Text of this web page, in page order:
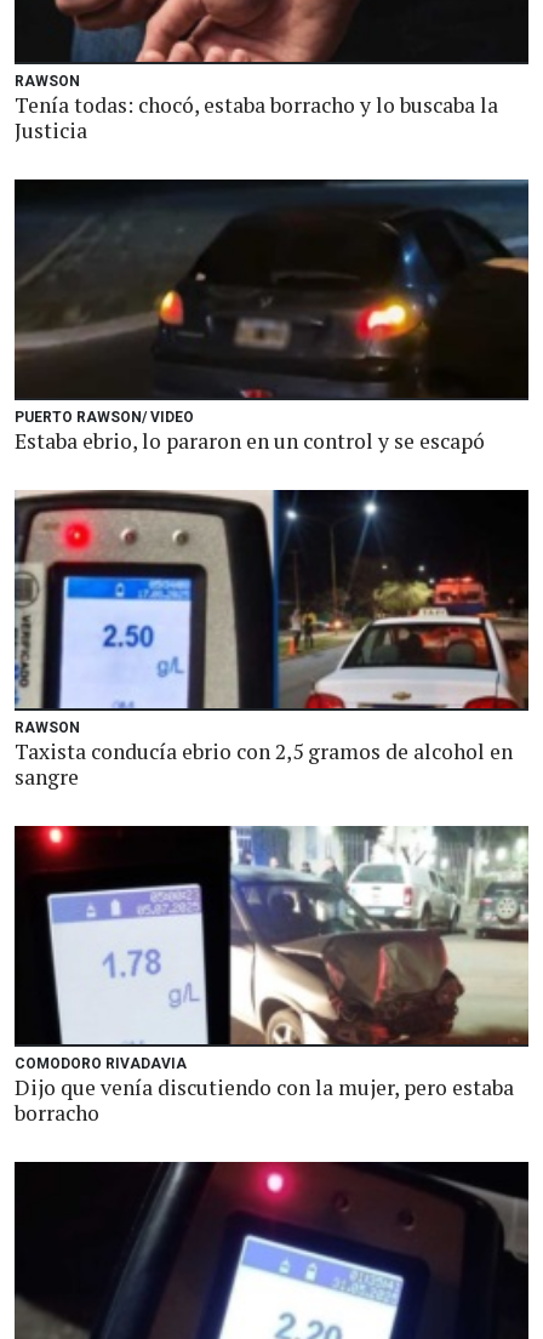
RAWSON
Tenía todas: chocó, estaba borracho y lo buscaba la
Justicia
PUERTO RAWSON/ VIDEO
Estaba ebrio, lo pararon en un control y se escapó
RAWSON
Taxista conducía ebrio con 2,5 gramos de alcohol en
sangre
COMODORO RIVADAVIA
Dijo que venía discutiendo con la mujer, pero estaba
borracho